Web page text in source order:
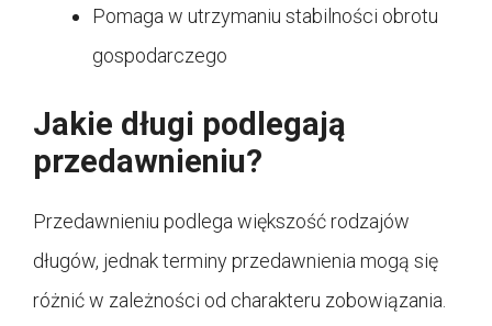
Pomaga w utrzymaniu stabilności obrotu
gospodarczego
Jakie długi podlegają
przedawnieniu?
Przedawnieniu podlega większość rodzajów
długów, jednak terminy przedawnienia mogą się
różnić w zależności od charakteru zobowiązania.